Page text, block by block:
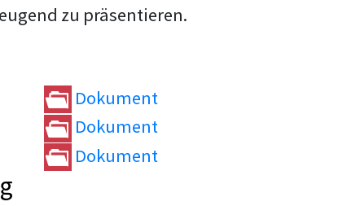
zu präsentieren.
Dokument
Dokument
Dokument